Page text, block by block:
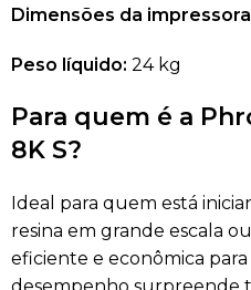
Dimensões da
Peso líquido: 24 kg
Para quem é a
8K S?
Ideal para quem está
resina em grande escala
eficiente e econômica